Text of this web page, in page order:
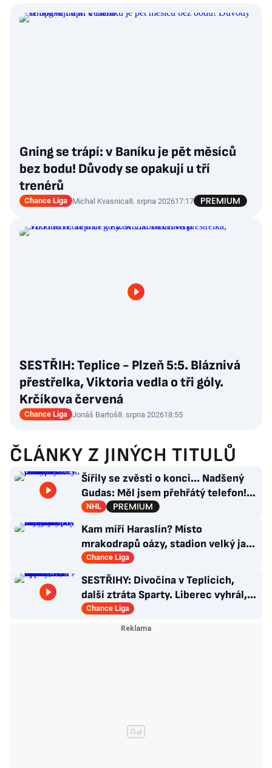
Gning se trápí: v Baníku je pět měsíců
bez bodu! Důvody se opakují u tří
trenérů
Chance Liga Michal Kvasnica8. srpna 202617:17
SESTŘIH: Teplice - Plzeň 5:5. Bláznivá
přestřelka, Viktoria vedla o tři góly.
Krčíkova červená
Chance Liga Jonáš Bartoš8. srpna 202618:55
ČLÁNKY Z JINÝCH TITULŮ
Šířily se zvěsti o konci... Nadšený
Gudas: Měl jsem přehřátý telefon!
Co návrat do Česka?
NHL
Kam míří Haraslín? Místo
mrakodrapů oázy, stadion velký jak
v Plzni. Byl by největší hvězdou
Chance Liga
SESTŘIHY: Divočina v Teplicích,
další ztráta Sparty. Liberec vyhrál,
Zlín - Bohemians 0:2
Chance Liga